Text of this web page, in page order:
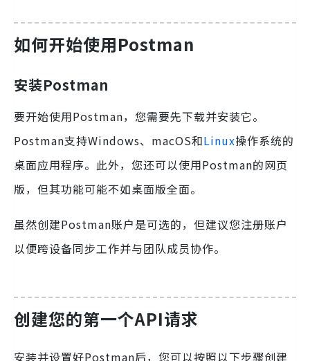
如何开始使用Postman
安装Postman
要开始使用Postman，您需要先下载并安装它。
Postman支持Windows、macOS和Linux操作系统的
桌面应用程序。此外，您还可以使用Postman的网页
版，但其功能可能不如桌面版全面。
虽然创建Postman账户是可选的，但建议您注册账户
以便跨设备同步工作并与团队成员协作。
创建您的第一个API请求
安装并设置好Postman后，您可以按照以下步骤创建